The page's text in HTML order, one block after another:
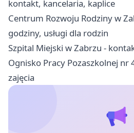
kontakt, kancelaria, kaplice
Centrum Rozwoju Rodziny w
godziny, usługi dla rodzin
Szpital Miejski w Zabrzu -
Ognisko Pracy Pozaszkolnej nr
zajęcia